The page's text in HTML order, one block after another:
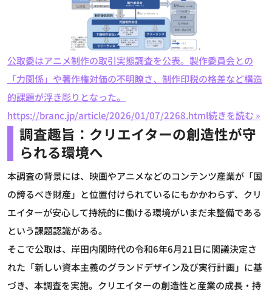
公取委はアニメ制作の取引実態調査を公表。製作委員会との
「力関係」や著作権対価の不明瞭さ、制作印税の格差など構造
的課題が浮き彫りとなった。
https://branc.jp/article/2026/01/07/2268.html続きを読む »
調査趣旨：クリエイターの創造性が守
られる環境へ
本調査の背景には、映画やアニメなどのコンテンツ産業が「国
の誇るべき財産」と位置付けられているにもかかわらず、クリ
エイターが安心して持続的に働ける環境がいまだ未整備である
という課題認識がある。
そこで公取は、岸田内閣時代の令和6年6月21日に閣議決定さ
れた「新しい資本主義のグランドデザイン及び実行計画」に基
づき、本調査を実施。クリエイターの創造性と産業の成長・持